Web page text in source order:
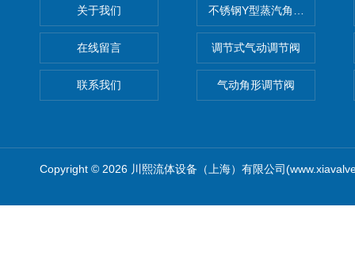
关于我们
在线留言
联系我们
不锈钢Y型蒸汽角座阀
调节式气动调节阀
气动角形调节阀
Copyright © 2026 川熙流体设备（上海）有限公司